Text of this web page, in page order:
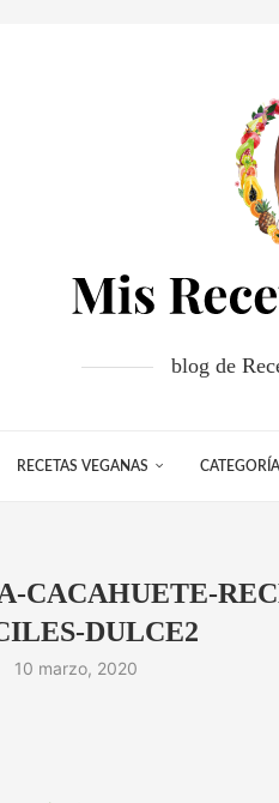
blog de
RECETAS VEGANAS
CACAHUETE-
DULCE2
10 marzo, 2020